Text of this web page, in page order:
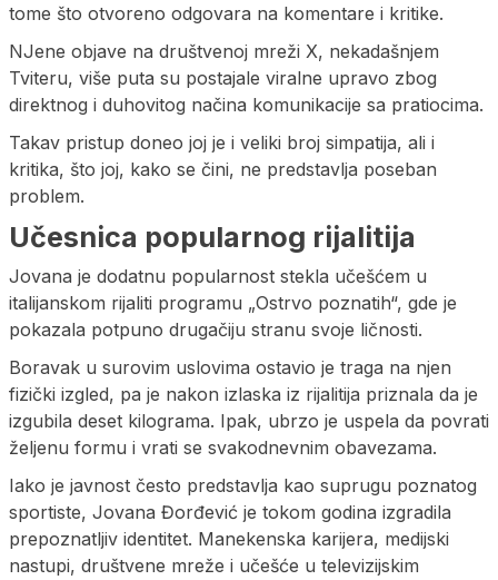
tome što otvoreno odgovara na komentare i kritike.
NJene objave na društvenoj mreži X, nekadašnjem
Tviteru, više puta su postajale viralne upravo zbog
direktnog i duhovitog načina komunikacije sa pratiocima.
Takav pristup doneo joj je i veliki broj simpatija, ali i
kritika, što joj, kako se čini, ne predstavlja poseban
problem.
Učesnica popularnog rijalitija
Jovana je dodatnu popularnost stekla učešćem u
italijanskom rijaliti programu „Ostrvo poznatih“, gde je
pokazala potpuno drugačiju stranu svoje ličnosti.
Boravak u surovim uslovima ostavio je traga na njen
fizički izgled, pa je nakon izlaska iz rijalitija priznala da je
izgubila deset kilograma. Ipak, ubrzo je uspela da povrati
željenu formu i vrati se svakodnevnim obavezama.
Iako je javnost često predstavlja kao suprugu poznatog
sportiste, Jovana Đorđević je tokom godina izgradila
prepoznatljiv identitet. Manekenska karijera, medijski
nastupi, društvene mreže i učešće u televizijskim